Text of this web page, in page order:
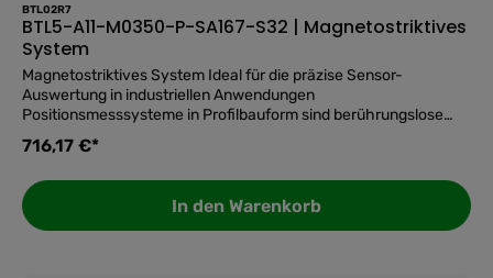
BTL02R7
BTL5-A11-M0350-P-SA167-S32 | Magnetostriktives
System
Magnetostriktives System Ideal für die präzise Sensor-
Auswertung in industriellen Anwendungen
Positionsmesssysteme in Profilbauform sind berührungslose
und absolut messende Systeme zur präzisen Erfassung einer
oder mehrerer Positionen. Sie überzeugen in rauen
oder Portalrobotern, da sie aus einem hermetisch dichten IP67-
Aluminiumgehäuse bestehen. Die Magnete des Positionsgebers
wirken durch die Wand des Profils auf das Messelement. Form=
716,17 €*
In den Warenkorb